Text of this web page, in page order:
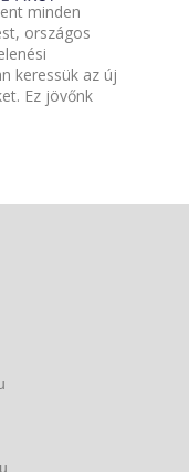
minden
országos
keressük az új
Ez jövőnk